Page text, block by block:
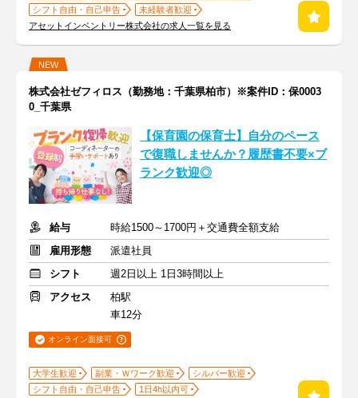
シフト自由・自己申告
未経験者歓迎
アセットインベントリー株式会社の求人一覧を見る
NEW
株式会社ゼフィロス（勤務地：千葉県柏市）※案件ID：保0003
0_千葉県
【保育園の保育士】自分のペース
で復職しませんか？履歴書不要×ブ
ランク歓迎◎
給与
時給1500～1700円＋交通費全額支給
雇用形態
派遣社員
シフト
週2日以上 1日3時間以上
アクセス
柏駅
車12分
オンライン面接可
大学生歓迎 副業・Ｗワーク歓迎
シルバー歓迎
シフト自由・自己申告
1日4h以内可